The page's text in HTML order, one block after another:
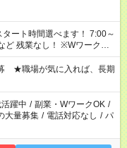
し！ ※Wワークの
超の就業はご案内できませ
務は社会保険への加入対象
遣の原則禁止）により、
しい場合があります
★職場が気に入れば、長期
躍中 / 副業・WワークOK /
大量募集 / 電話対応なし / パ